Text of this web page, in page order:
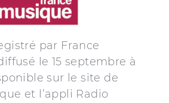
par France
le 15 septembre à
sur le site de
et l’appli Radio